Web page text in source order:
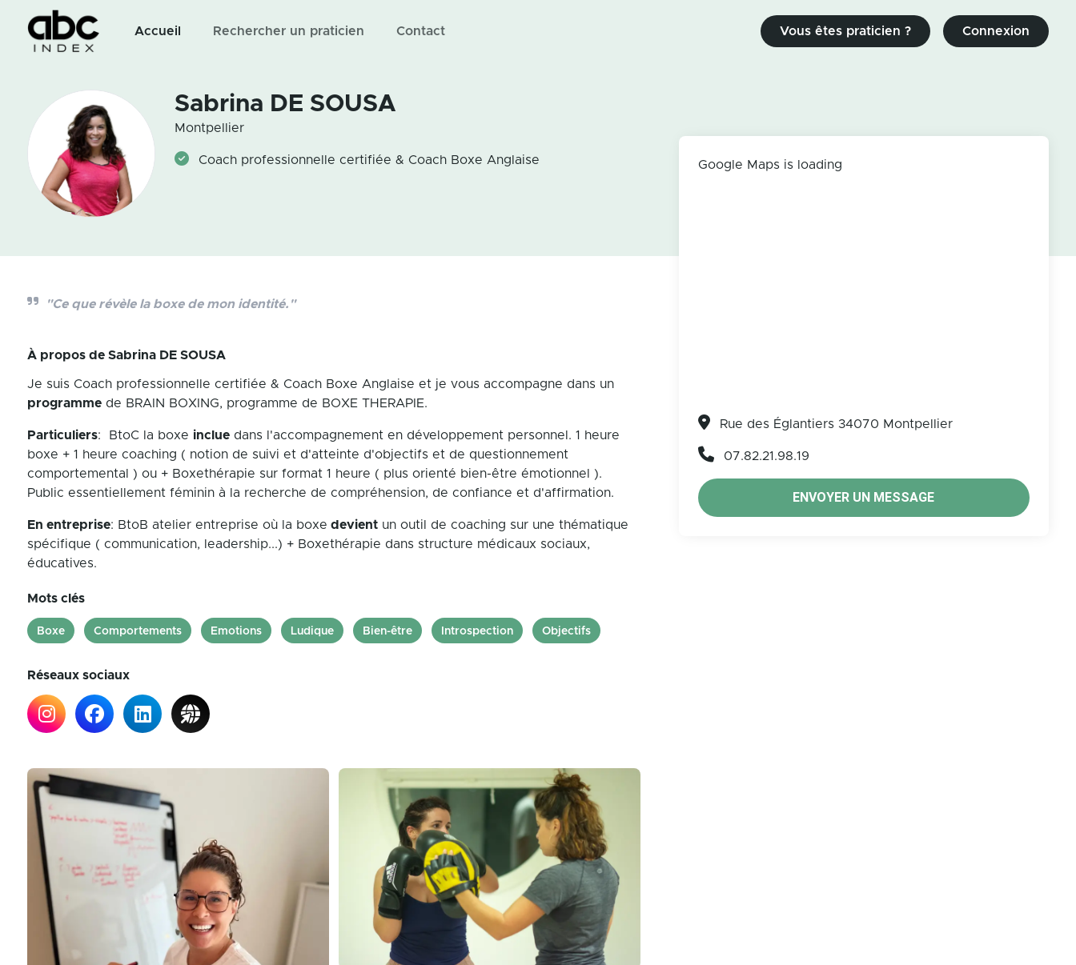
Accueil Rechercher un praticien Contact Vous êtes praticien ? Connexion
Sabrina DE SOUSA
Montpellier
Coach professionnelle certifiée & Coach Boxe Anglaise
"Ce que révèle la boxe de mon identité."
À propos de Sabrina DE SOUSA
Je suis Coach professionnelle certifiée & Coach Boxe Anglaise et je vous accompagne dans un
programme de BRAIN BOXING, programme de BOXE THERAPIE.
Particuliers: BtoC la boxe inclue dans l'accompagnement en développement personnel. 1 heure
boxe + 1 heure coaching ( notion de suivi et d'atteinte d'objectifs et de questionnement
comportemental ) ou + Boxethérapie sur format 1 heure ( plus orienté bien-être émotionnel ).
Public essentiellement féminin à la recherche de compréhension, de confiance et d'affirmation.
En entreprise: BtoB atelier entreprise où la boxe devient un outil de coaching sur une thématique
spécifique ( communication, leadership...) + Boxethérapie dans structure médicaux sociaux,
éducatives.
Mots clés
Boxe Comportements Emotions Ludique Bien-être Introspection Objectifs
Réseaux sociaux
Google Maps is loading
Rue des Églantiers 34070 Montpellier
07.82.21.98.19
ENVOYER UN MESSAGE